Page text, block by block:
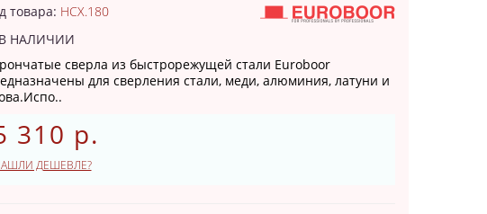
товара: HCX.180
В НАЛИЧИИ
сверла из быстрорежущей стали Euroboor
для сверления стали, меди, алюминия, латуни и
310 р.
ДЕШЕВЛЕ?